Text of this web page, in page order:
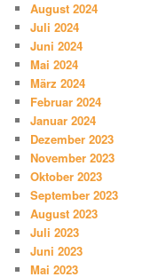
August 2024
Juli 2024
Juni 2024
Mai 2024
März 2024
Februar 2024
Januar 2024
Dezember 2023
November 2023
Oktober 2023
September 2023
August 2023
Juli 2023
Juni 2023
Mai 2023